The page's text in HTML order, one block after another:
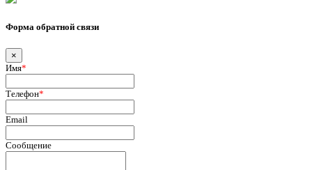
Форма обратной связи
×
Имя*
Телефон*
Email
Сообщение